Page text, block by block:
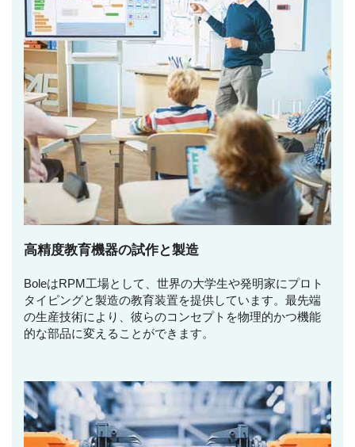
高精度教育機器の試作と製造
BoleはRPM工場として、世界の大学生や発明家にプロト
タイピングと製造の教育装置を提供しています。最先端
の生産技術により、彼らのコンセプトを物理的かつ機能
的な部品に変えることができます。